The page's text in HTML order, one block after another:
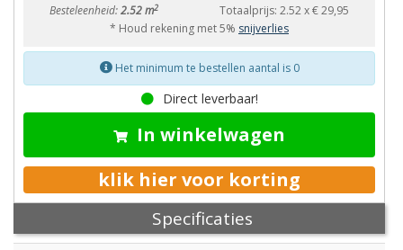
Besteleenheid:2.52 m2 Totaalprijs:2.52x€ 29,95
* Houd rekening met 5% snijverlies
Het minimum te bestellen aantal is 0
Direct leverbaar!
In winkelwagen
klik hier voor korting
Specificaties